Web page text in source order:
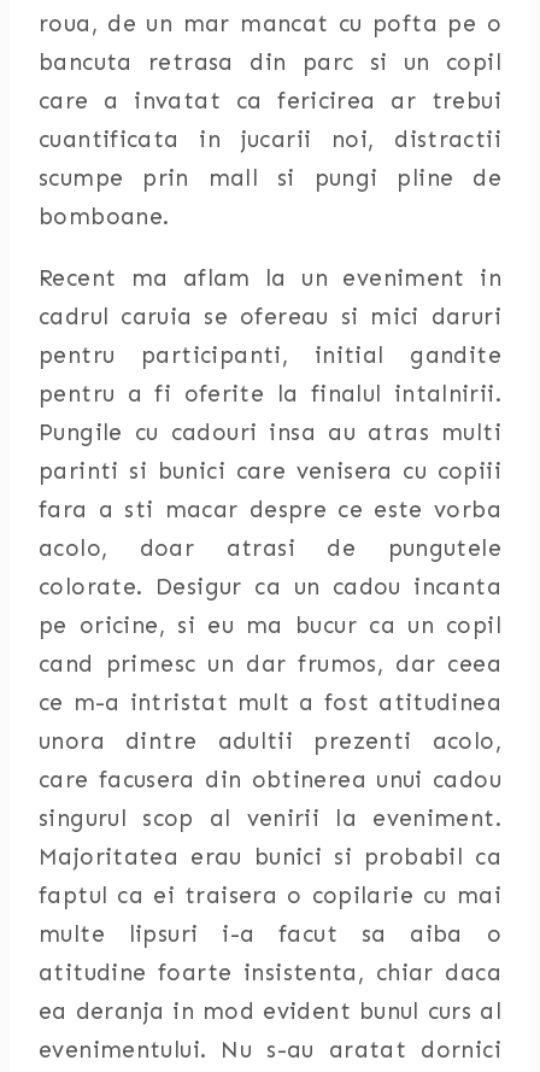
roua, de un mar mancat cu pofta pe o
bancuta retrasa din parc si un copil
care a invatat ca fericirea ar trebui
cuantificata in jucarii noi, distractii
scumpe prin mall si pungi pline de
bomboane.
Recent ma aflam la un eveniment in
cadrul caruia se ofereau si mici daruri
pentru participanti, initial gandite
pentru a fi oferite la finalul intalnirii.
Pungile cu cadouri insa au atras multi
parinti si bunici care venisera cu copiii
fara a sti macar despre ce este vorba
acolo, doar atrasi de pungutele
colorate. Desigur ca un cadou incanta
pe oricine, si eu ma bucur ca un copil
cand primesc un dar frumos, dar ceea
ce m-a intristat mult a fost atitudinea
unora dintre adultii prezenti acolo,
care facusera din obtinerea unui cadou
singurul scop al venirii la eveniment.
Majoritatea erau bunici si probabil ca
faptul ca ei traisera o copilarie cu mai
multe lipsuri i-a facut sa aiba o
atitudine foarte insistenta, chiar daca
ea deranja in mod evident bunul curs al
evenimentului. Nu s-au aratat dornici